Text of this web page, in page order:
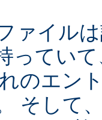
ァイル
ってい
のエン
そして